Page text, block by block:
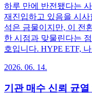
하루 만에 반전됐다는
재진입하고 있음을 시
석은 금물이지만, 이 전
한 시점과 맞물린다는
호입니다. HYPE ETF,
2026. 06. 14.
기관 매수 신뢰 균